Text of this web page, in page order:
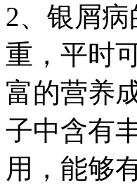
2、银屑
重，平时
富的营养
子中含有
用，能够